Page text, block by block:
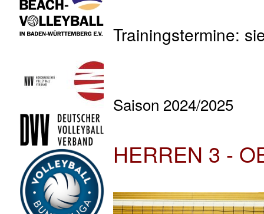
Trainingstermine:
Saison 2024/2025
HERREN 3 -